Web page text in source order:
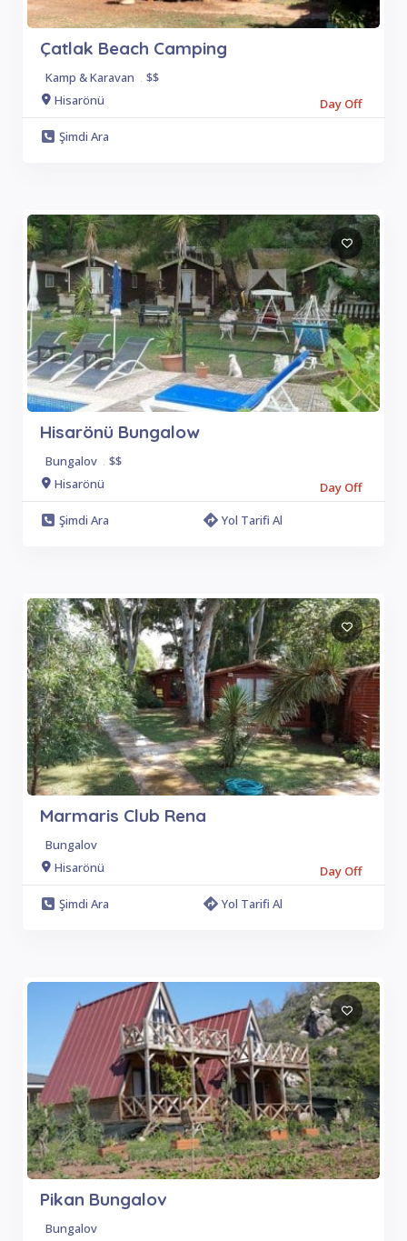
Çatlak Beach Camping
Kamp & Karavan . $$
Hisarönü
Day Off
Şimdi Ara
Hisarönü Bungalow
Bungalov . $$
Hisarönü
Day Off
Şimdi Ara
Yol Tarifi Al
Marmaris Club Rena
Bungalov
Hisarönü
Day Off
Şimdi Ara
Yol Tarifi Al
Pikan Bungalov
Bungalov